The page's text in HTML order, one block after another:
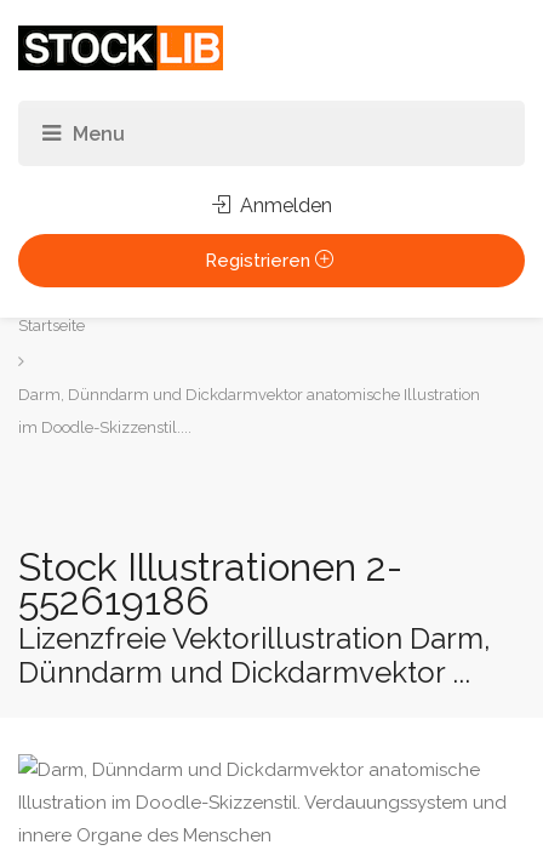
Anmelden
Registrieren
Sie
sind
hier:
Startseite
Darm, Dünndarm und Dickdarmvektor anatomische Illustration
im Doodle-Skizzenstil....
Stock Illustrationen 2-
552619186
Lizenzfreie Vektorillustration Darm,
Dünndarm und Dickdarmvektor ...